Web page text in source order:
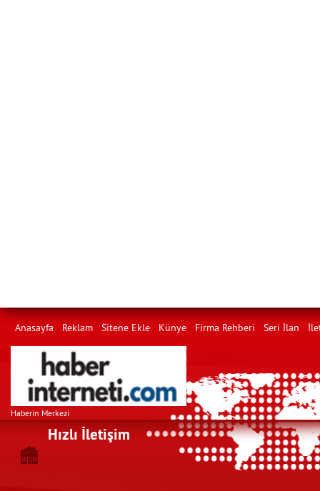
Anasayfa Reklam Sitene Ekle Künye Firma Rehberi Seri İlan
Haberin Merkezi
Hızlı İletişim